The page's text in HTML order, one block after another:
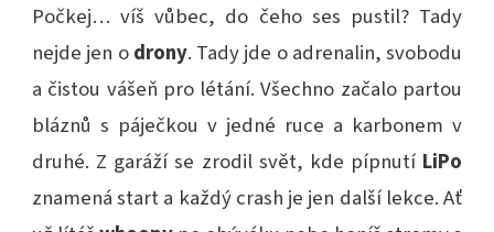
Počkej… víš vůbec, do čeho ses pustil? Tady
nejde jen odrony. Tady jde o adrenalin, svobodu
a čistou vášeň pro létání. Všechno začalo partou
bláznů s páječkou v jedné ruce a karbonem v
druhé. Z garáží se zrodil svět, kde pípnutí LiPo
znamená start a každý crash je jen další lekce. Ať